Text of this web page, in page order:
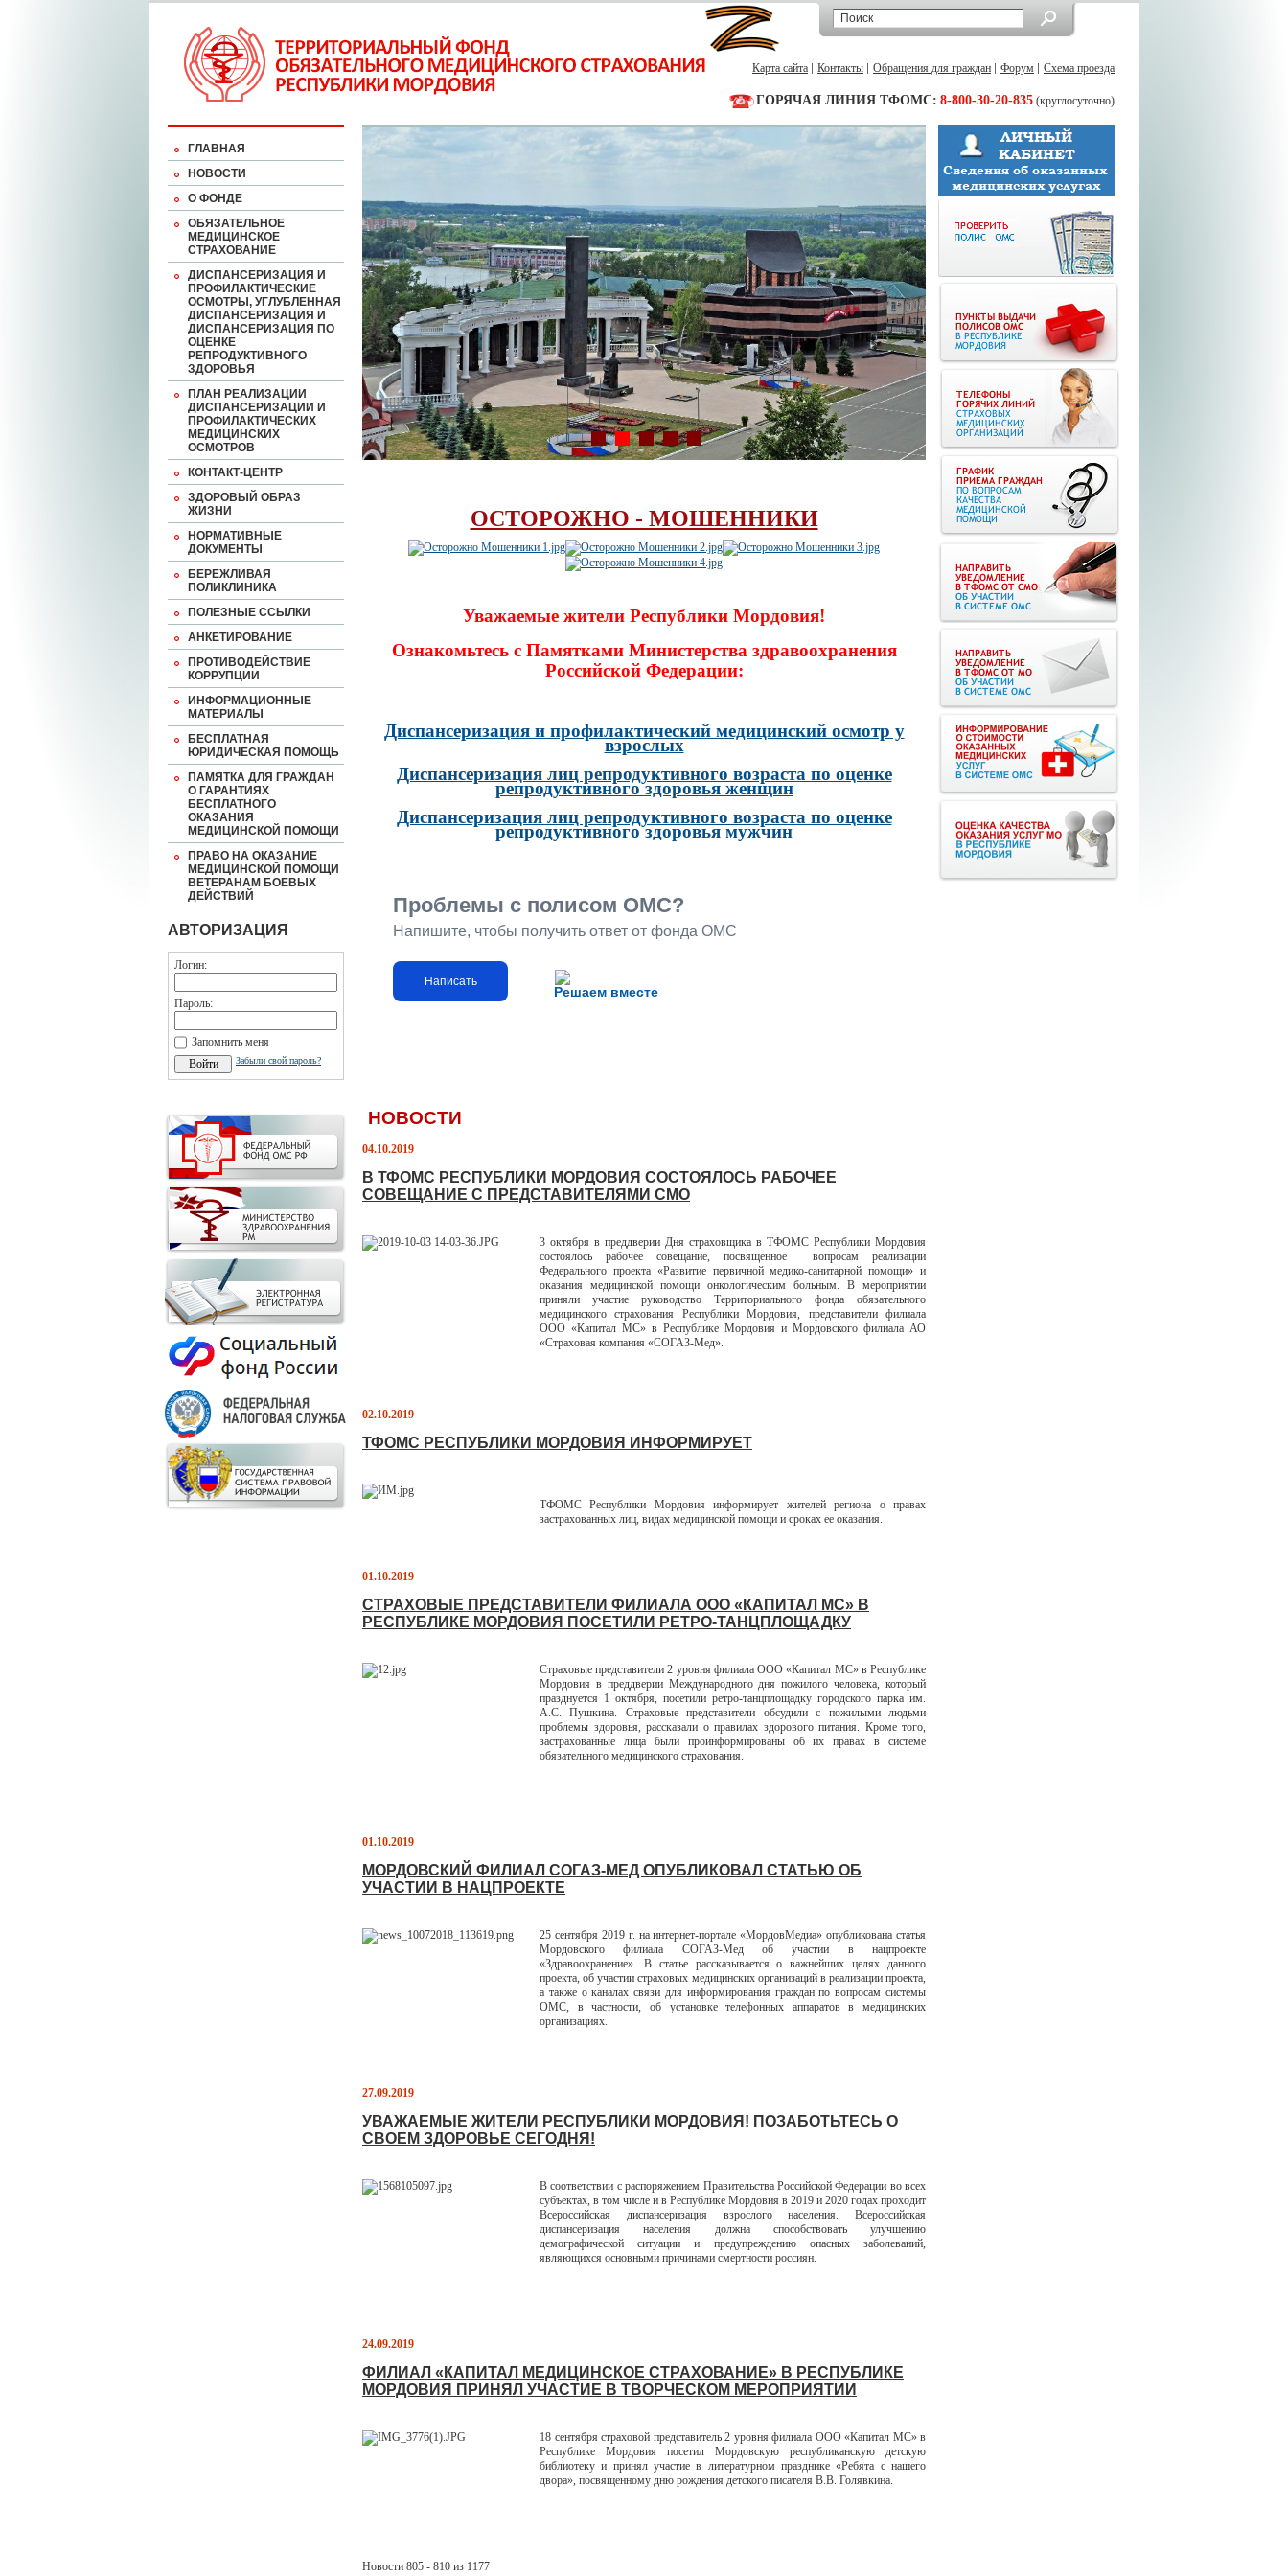
Карта сайта Контакты Обращения для граждан Форум Схема проезда
ГОРЯЧАЯ ЛИНИЯ ТФОМС: 8-800-30-20-835 (круглосуточно)
ГЛАВНАЯ
НОВОСТИ
О ФОНДЕ
ОБЯЗАТЕЛЬНОЕ
МЕДИЦИНСКОЕ
СТРАХОВАНИЕ
ДИСПАНСЕРИЗАЦИЯ И
ПРОФИЛАКТИЧЕСКИЕ
ОСМОТРЫ, УГЛУБЛЕННАЯ
ДИСПАНСЕРИЗАЦИЯ И
ДИСПАНСЕРИЗАЦИЯ ПО
ОЦЕНКЕ
РЕПРОДУКТИВНОГО
ЗДОРОВЬЯ
ПЛАН РЕАЛИЗАЦИИ
ДИСПАНСЕРИЗАЦИИ И
ПРОФИЛАКТИЧЕСКИХ
МЕДИЦИНСКИХ
ОСМОТРОВ
КОНТАКТ-ЦЕНТР
ЗДОРОВЫЙ ОБРАЗ
ЖИЗНИ
НОРМАТИВНЫЕ
ДОКУМЕНТЫ
БЕРЕЖЛИВАЯ
ПОЛИКЛИНИКА
ПОЛЕЗНЫЕ ССЫЛКИ
АНКЕТИРОВАНИЕ
ПРОТИВОДЕЙСТВИЕ
КОРРУПЦИИ
ИНФОРМАЦИОННЫЕ
МАТЕРИАЛЫ
БЕСПЛАТНАЯ
ЮРИДИЧЕСКАЯ ПОМОЩЬ
ПАМЯТКА ДЛЯ ГРАЖДАН
О ГАРАНТИЯХ
БЕСПЛАТНОГО
ОКАЗАНИЯ
МЕДИЦИНСКОЙ ПОМОЩИ
ПРАВО НА ОКАЗАНИЕ
МЕДИЦИНСКОЙ ПОМОЩИ
ВЕТЕРАНАМ БОЕВЫХ
ДЕЙСТВИЙ
АВТОРИЗАЦИЯ
Логин:
Пароль:
Запомнить меня
Забыли свой пароль?
ОСТОРОЖНО - МОШЕННИКИ
Уважаемые жители Республики Мордовия!
Ознакомьтесь с Памятками Министерства здравоохранения
Российской Федерации:
Диспансеризация и профилактический медицинский осмотр у
взрослых
Диспансеризация лиц репродуктивного возраста по оценке
репродуктивного здоровья женщин
Диспансеризация лиц репродуктивного возраста по оценке
репродуктивного здоровья мужчин
Решаем вместе
Проблемы с полисом ОМС?
Напишите, чтобы получить ответ от фонда ОМС
Написать
НОВОСТИ
04.10.2019
В ТФОМС РЕСПУБЛИКИ МОРДОВИЯ СОСТОЯЛОСЬ РАБОЧЕЕ
СОВЕЩАНИЕ С ПРЕДСТАВИТЕЛЯМИ СМО
3 октября в преддверии Дня страховщика в ТФОМС Республики Мордовия
состоялось рабочее совещание, посвященное вопросам реализации
Федерального проекта «Развитие первичной медико-санитарной помощи» и
оказания медицинской помощи онкологическим больным. В мероприятии
приняли участие руководство Территориального фонда обязательного
медицинского страхования Республики Мордовия, представители филиала
ООО «Капитал МС» в Республике Мордовия и Мордовского филиала АО
«Страховая компания «СОГАЗ-Мед».
02.10.2019
ТФОМС РЕСПУБЛИКИ МОРДОВИЯ ИНФОРМИРУЕТ
ТФОМС Республики Мордовия информирует жителей региона о правах
застрахованных лиц, видах медицинской помощи и сроках ее оказания.
01.10.2019
СТРАХОВЫЕ ПРЕДСТАВИТЕЛИ ФИЛИАЛА ООО «КАПИТАЛ МС» В
РЕСПУБЛИКЕ МОРДОВИЯ ПОСЕТИЛИ РЕТРО-ТАНЦПЛОЩАДКУ
Страховые представители 2 уровня филиала ООО «Капитал МС» в Республике
Мордовия в преддверии Международного дня пожилого человека, который
празднуется 1 октября, посетили ретро-танцплощадку городского парка им.
А.С. Пушкина. Страховые представители обсудили с пожилыми людьми
проблемы здоровья, рассказали о правилах здорового питания. Кроме того,
застрахованные лица были проинформированы об их правах в системе
обязательного медицинского страхования.
01.10.2019
МОРДОВСКИЙ ФИЛИАЛ СОГАЗ-МЕД ОПУБЛИКОВАЛ СТАТЬЮ ОБ
УЧАСТИИ В НАЦПРОЕКТЕ
25 сентября 2019 г. на интернет-портале «МордовМедиа» опубликована статья
Мордовского филиала СОГАЗ-Мед об участии в нацпроекте
«Здравоохранение». В статье рассказывается о важнейших целях данного
проекта, об участии страховых медицинских организаций в реализации проекта,
а также о каналах связи для информирования граждан по вопросам системы
ОМС, в частности, об установке телефонных аппаратов в медицинских
организациях.
27.09.2019
УВАЖАЕМЫЕ ЖИТЕЛИ РЕСПУБЛИКИ МОРДОВИЯ! ПОЗАБОТЬТЕСЬ О
СВОЕМ ЗДОРОВЬЕ СЕГОДНЯ!
В соответствии с распоряжением Правительства Российской Федерации во всех
субъектах, в том числе и в Республике Мордовия в 2019 и 2020 годах проходит
Всероссийская диспансеризация взрослого населения. Всероссийская
диспансеризация населения должна способствовать улучшению
демографической ситуации и предупреждению опасных заболеваний,
являющихся основными причинами смертности россиян.
24.09.2019
ФИЛИАЛ «КАПИТАЛ МЕДИЦИНСКОЕ СТРАХОВАНИЕ» В РЕСПУБЛИКЕ
МОРДОВИЯ ПРИНЯЛ УЧАСТИЕ В ТВОРЧЕСКОМ МЕРОПРИЯТИИ
18 сентября страховой представитель 2 уровня филиала ООО «Капитал МС» в
Республике Мордовия посетил Мордовскую республиканскую детскую
библиотеку и принял участие в литературном празднике «Ребята с нашего
двора», посвященному дню рождения детского писателя В.В. Голявкина.
Новости 805 - 810 из 1177